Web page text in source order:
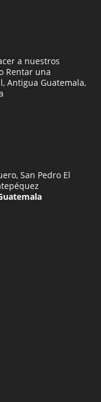
a nuestros
Rentar una
Antigua Guatemala,
San Pedro El